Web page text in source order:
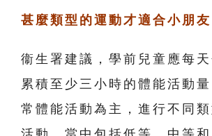
甚麼類型的運動才適合小朋友
衞生署建議，學前兒童應每
累積至少三小時的體能活動
常體能活動為主，進行不同